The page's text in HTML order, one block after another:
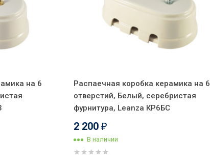
на 6
Распаечная коробка керамика на 6
отверстий, Белый, серебристая
фурнитура, Leanza КР6БС
2 200 ₽
В наличии